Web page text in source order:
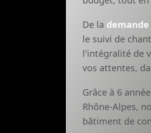
De la
le suivi de
l'intégralité de
vos attentes,
Grâce à 6
Rhône-Alpes,
bâtiment de